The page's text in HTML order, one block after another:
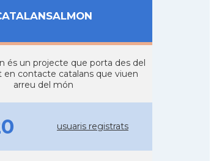
és un projecte que porta des del
en contacte catalans que viuen
arreu del món
usuaris registrats